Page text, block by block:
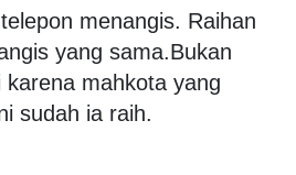
menangis. Raihan
yang sama.Bukan
karena mahkota yang
sudah ia raih.